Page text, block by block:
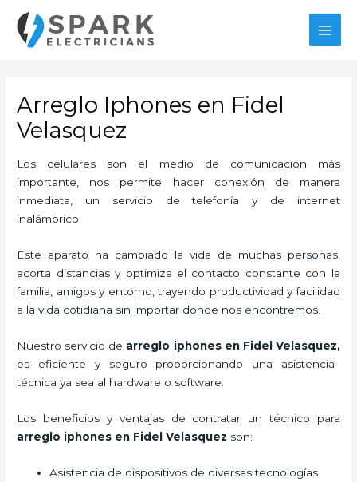
contenido
Arreglo Iphones en Fidel
Velasquez
Los celulares son el medio de comunicación más
importante, nos permite hacer conexión de manera
inmediata, un servicio de telefonía y de internet
inalámbrico.
Este aparato ha cambiado la vida de muchas personas,
acorta distancias y optimiza el contacto constante con la
familia, amigos y entorno, trayendo productividad y facilidad
a la vida cotidiana sin importar donde nos encontremos.
Nuestro servicio de arreglo iphones en Fidel Velasquez,
es eficiente y seguro proporcionando una asistencia
técnica ya sea al hardware o software.
Los beneficios y ventajas de contratar un técnico para
arreglo iphones en Fidel Velasquez son:
Asistencia de dispositivos de diversas tecnologías